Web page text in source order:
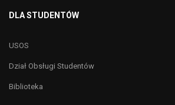
DLA STUDENTÓW
USOS
Dział Obsługi Studentów
Biblioteka